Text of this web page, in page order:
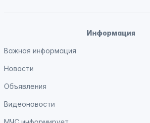
Информация
Важная информация
Новости
Объявления
Видеоновости